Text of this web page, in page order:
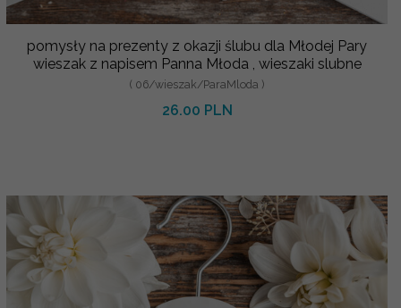
pomysły na prezenty z okazji ślubu dla Młodej Pary
wieszak z napisem Panna Młoda , wieszaki slubne
( 06/wieszak/ParaMloda )
26.00 PLN